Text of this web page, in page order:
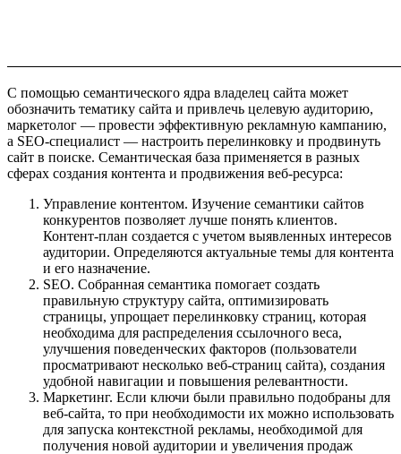
С помощью семантического ядра владелец сайта может
обозначить тематику сайта и привлечь целевую аудиторию,
маркетолог — провести эффективную рекламную кампанию,
а SEO-специалист — настроить перелинковку и продвинуть
сайт в поиске. Семантическая база применяется в разных
сферах создания контента и продвижения веб-ресурса:
Управление контентом. Изучение семантики сайтов
конкурентов позволяет лучше понять клиентов.
Контент-план создается с учетом выявленных интересов
аудитории. Определяются актуальные темы для контента
и его назначение.
SEO. Собранная семантика помогает создать
правильную структуру сайта, оптимизировать
страницы, упрощает перелинковку страниц, которая
необходима для распределения ссылочного веса,
улучшения поведенческих факторов (пользователи
просматривают несколько веб-страниц сайта), создания
удобной навигации и повышения релевантности.
Маркетинг. Если ключи были правильно подобраны для
веб-сайта, то при необходимости их можно использовать
для запуска контекстной рекламы, необходимой для
получения новой аудитории и увеличения продаж